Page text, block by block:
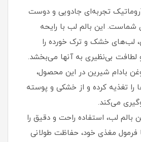
تجربه‌ای جادویی و دوست
شماست. این بالم لب با رایحه
لب‌های خشک و ترک خورده را
لطافت بی‌نظیری به آنها می‌بخشد.
بادام شیرین در این محصول،
تغذیه کرده و از خشکی و پوسته
می‌کند.
بالم لب، استفاده راحت و دقیق را
فرمول مغذی خود، حفاظت طولانی